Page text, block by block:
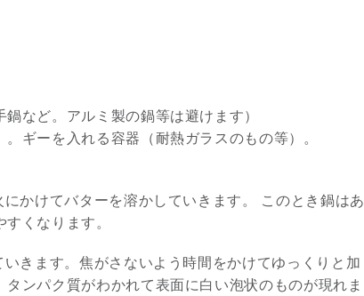
など。アルミ製の鍋等は避けます）
ギーを入れる容器（耐熱ガラスのもの等）。
かけてバターを溶かしていきます。 このとき鍋はあ
くなります。
きます。焦がさないよう時間をかけてゆっくりと加
ンパク質がわかれて表面に白い泡状のものが現れま